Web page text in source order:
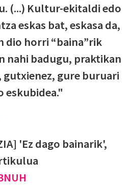
(...) Kultur-ekitaldi edo
eskas bat, eskasa da,
dio horri “baina”rik
nahi badugu, praktikan
gutxienez, gure buruari
eskubidea."
'Ez dago bainarik',